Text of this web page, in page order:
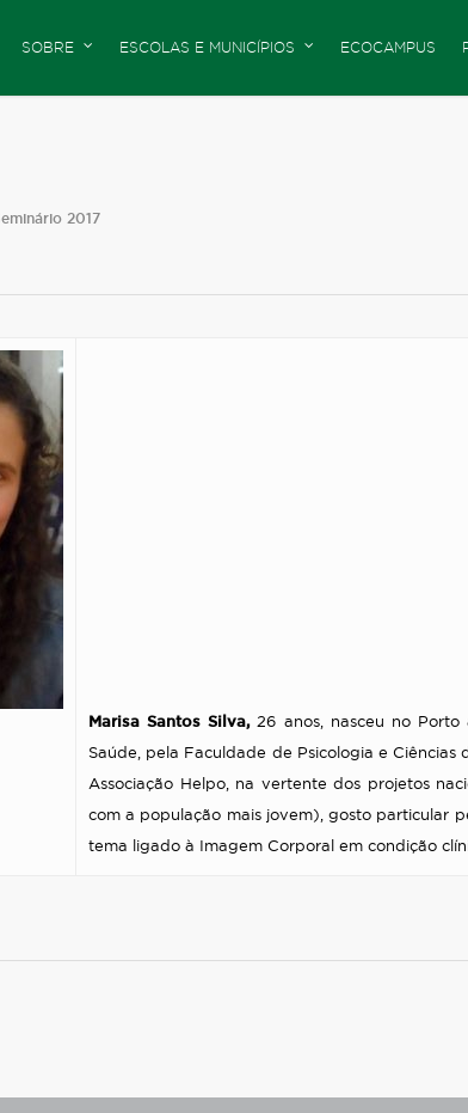
SOBRE ESCOLAS E MUNICÍPIOS ECOCAMPUS
2017
Marisa Santos Silva,26 anos, nasceu no Porto
Saúde, pela Faculdade de Psicologia e
Associação Helpo, na vertente dos projetos
com a população mais jovem), gosto particular
tema ligado à Imagem Corporal em condição